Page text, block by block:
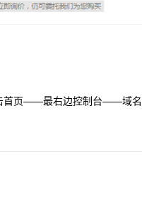
首页——最右边控制台——域名